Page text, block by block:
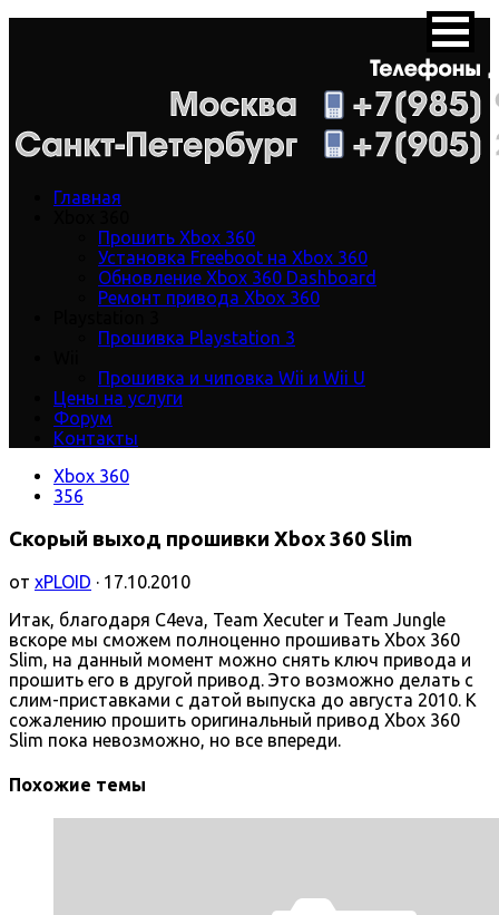
Главная
Прошить Xbox 360
Установка Freeboot на Xbox 360
Обновление Xbox 360 Dashboard
Ремонт привода Xbox 360
Прошивка Playstation 3
Прошивка и чиповка Wii и Wii U
Цены на услуги
Форум
Контакты
Xbox 360
356
Скорый выход прошивки Xbox 360 Slim
от xPLOID · 17.10.2010
Итак, благодаря C4eva, Team Xecuter и Team Jungle
вскоре мы сможем полноценно прошивать Xbox 360
Slim, на данный момент можно снять ключ привода и
прошить его в другой привод. Это возможно делать с
слим-приставками с датой выпуска до августа 2010. К
сожалению прошить оригинальный привод Xbox 360
Slim пока невозможно, но все впереди.
Похожие темы